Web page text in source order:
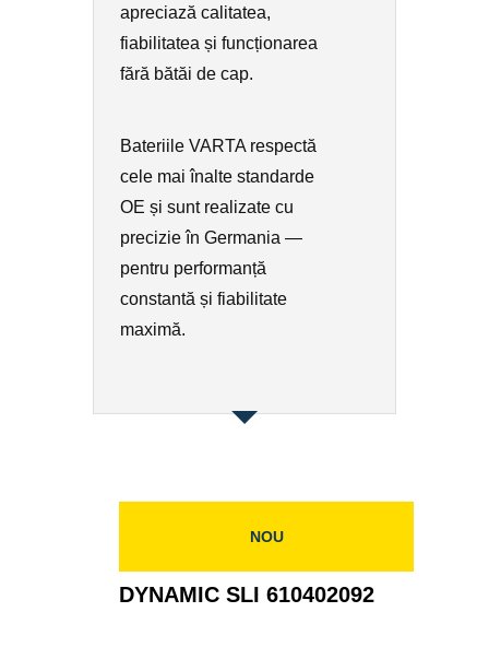
apreciază calitatea,
fiabilitatea și funcționarea
fără bătăi de cap.
Bateriile VARTA respectă
cele mai înalte standarde
OE și sunt realizate cu
precizie în Germania —
pentru performanță
constantă și fiabilitate
maximă.
NOU
DYNAMIC SLI 610402092